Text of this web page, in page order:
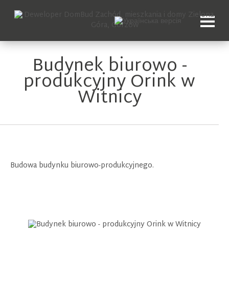
Budynek biurowo -
produkcyjny Orink w
Witnicy
Budowa budynku biurowo-produkcyjnego.